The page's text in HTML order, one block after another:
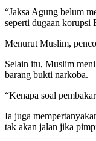
“Jaksa Agung belum
seperti dugaan korupsi
Menurut Muslim,
Selain itu, Muslim
barang bukti narkoba.
“Kenapa soal
Ia juga
tak akan jalan jika